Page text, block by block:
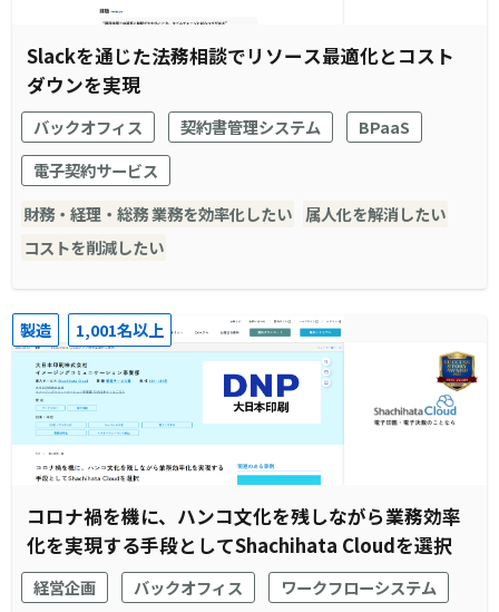
Slackを通じた法務相談でリソース最適化とコスト
ダウンを実現
バックオフィス 契約書管理システム
BPaaS
電子契約サービス
財務・経理・総務 業務を効率化したい
属人化を解消したい
コストを削減したい
製造 1,001名以上
コロナ禍を機に、ハンコ文化を残しながら業務効率
化を実現する手段としてShachihata Cloudを選択
経営企画 バックオフィス
ワークフローシステム